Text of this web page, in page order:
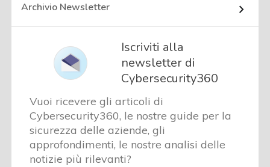
Archivio Newsletter
Iscriviti alla
newsletter di
Cybersecurity360
Vuoi ricevere gli articoli di
Cybersecurity360, le nostre guide per la
sicurezza delle aziende, gli
approfondimenti, le nostre analisi delle
notizie più rilevanti?